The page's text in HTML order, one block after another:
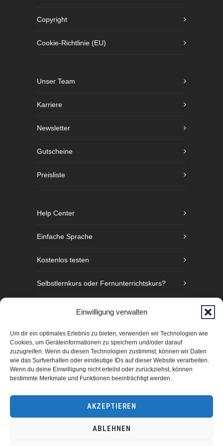
Einwilligung verwalten
Um dir ein optimales Erlebnis zu bieten, verwenden wir Technologien wie
Cookies, um Geräteinformationen zu speichern und/oder darauf
zuzugreifen. Wenn du diesen Technologien zustimmst, können wir Daten
wie das Surfverhalten oder eindeutige IDs auf dieser Website verarbeiten.
Wenn du deine Einwilligung nicht erteilst oder zurückziehst, können
bestimmte Merkmale und Funktionen beeinträchtigt werden.
AKZEPTIEREN
ABLEHNEN
Copyright
Cookie-Richtlinie (EU)
Unser Team
Karriere
Newsletter
Gutscheine
Preisliste
Help Center
Einfache Sprache
Kostenlos testen
Selbstlernkurs oder Fernunterrichtskurs?
Fünf Gründe Gebärdensprache zu lernen